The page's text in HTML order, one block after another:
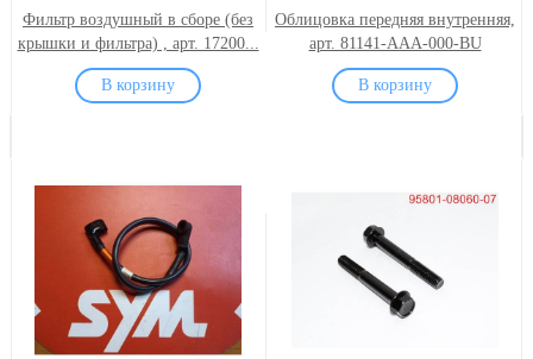
Фильтр воздушный в сборе (без
крышки и фильтра) , арт. 17200...
Облицовка передняя внутренняя,
арт. 81141-AAA-000-BU